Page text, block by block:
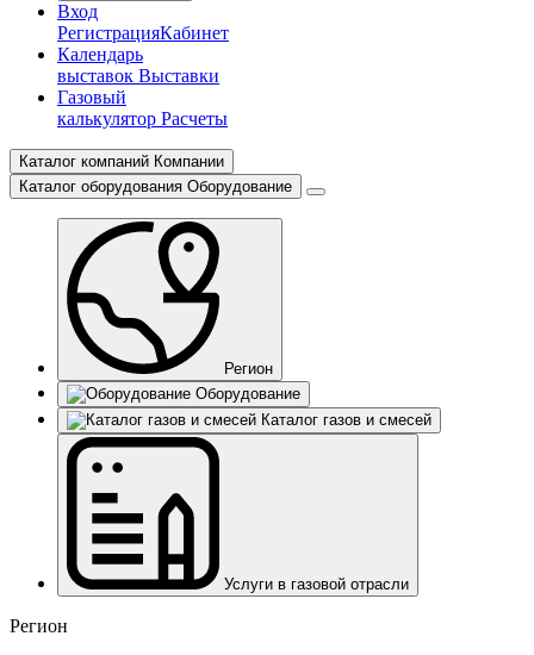
Вход
РегистрацияКабинет
Календарь
выставок Выставки
Газовый
калькулятор Расчеты
Каталог компаний Компании
Каталог оборудования Оборудование
Регион
Оборудование
Каталог газов и смесей
Услуги в газовой отрасли
Регион